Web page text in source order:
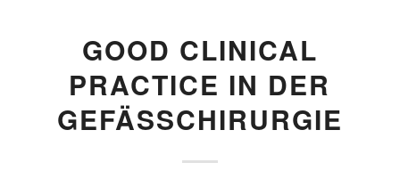
GOOD CLINICAL
PRACTICE IN DER
GEFÄSSCHIRURGIE